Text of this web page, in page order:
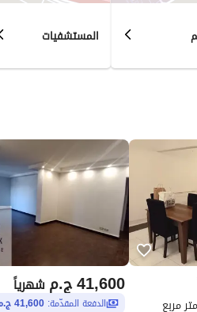
المستشفيات
ج.م41,600 شهرياً
الدفعة المقدّمة: 41,600 ج.م